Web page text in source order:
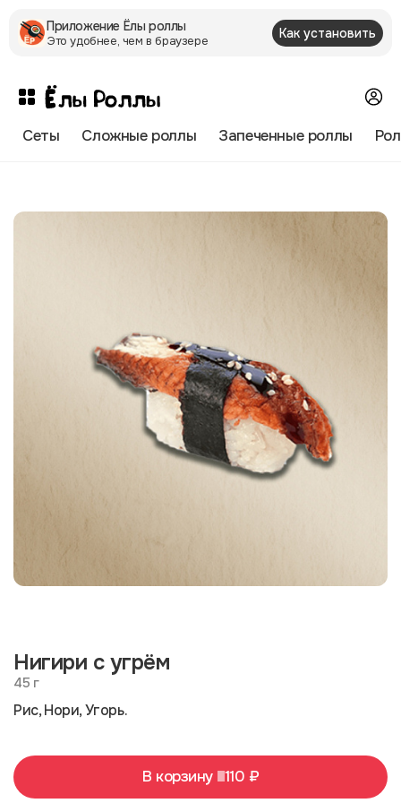
Приложение Ëлы роллы
Это удобнее, чем в браузере Как установить
Сеты Сложные роллы Запеченные роллы
Нигири с угрём
45 г
Рис, Нори, Угорь.
В корзину 110 ₽